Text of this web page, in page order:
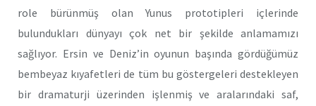
role bürünmüş olan Yunus prototipleri içlerinde
bulundukları dünyayı çok net bir şekilde anlamamızı
sağlıyor. Ersin ve Deniz’in oyunun başında gördüğümüz
bembeyaz kıyafetleri de tüm bu göstergeleri destekleyen
bir dramaturji üzerinden işlenmiş ve aralarındaki saf,